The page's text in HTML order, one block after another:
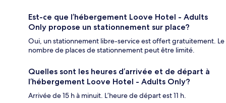
Est-ce que l’hébergement Loove Hotel - Adults
Only propose un stationnement sur place?
Oui, un stationnement libre-service est offert gratuitement. Le
nombre de places de stationnement peut être limité.
Quelles sont les heures d’arrivée et de départ à
l’hébergement Loove Hotel - Adults Only?
Arrivée de 15 h à minuit. L’heure de départ est 11 h.